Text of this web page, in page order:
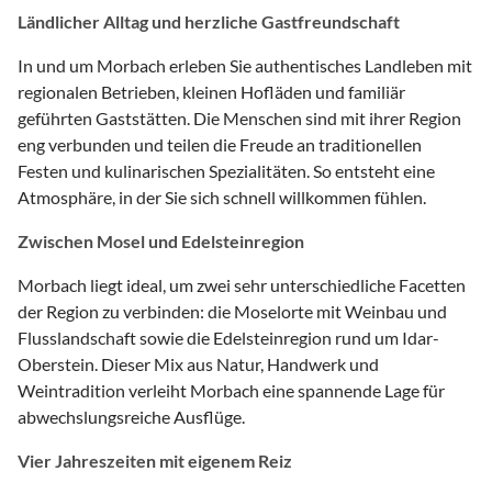
Ländlicher Alltag und herzliche Gastfreundschaft
In und um Morbach erleben Sie authentisches Landleben mit
regionalen Betrieben, kleinen Hofläden und familiär
geführten Gaststätten. Die Menschen sind mit ihrer Region
eng verbunden und teilen die Freude an traditionellen
Festen und kulinarischen Spezialitäten. So entsteht eine
Atmosphäre, in der Sie sich schnell willkommen fühlen.
Zwischen Mosel und Edelsteinregion
Morbach liegt ideal, um zwei sehr unterschiedliche Facetten
der Region zu verbinden: die Moselorte mit Weinbau und
Flusslandschaft sowie die Edelsteinregion rund um Idar-
Oberstein. Dieser Mix aus Natur, Handwerk und
Weintradition verleiht Morbach eine spannende Lage für
abwechslungsreiche Ausflüge.
Vier Jahreszeiten mit eigenem Reiz